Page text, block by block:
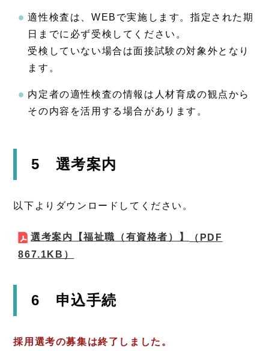
適性検査は、WEBで実施します。指定された期
日までに必ず受検してください。
受検していない場合は面接試験の対象外となり
ます。
内定者の適性検査の情報は人材育成の観点から
その内容を活用する場合があります。
5 選考案内
以下よりダウンロードしてください。
選考案内【福祉職（有資格者）】
（PDF
867.1KB）
6 申込手続
採用選考の募集は終了しました。